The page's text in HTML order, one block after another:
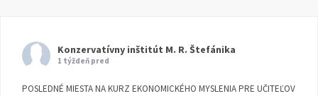
Konzervatívny inštitút M. R. Štefánika
1 týždeň pred
POSLEDNÉ MIESTA NA KURZ EKONOMICKÉHO MYSLENIA PRE UČITEĽOV